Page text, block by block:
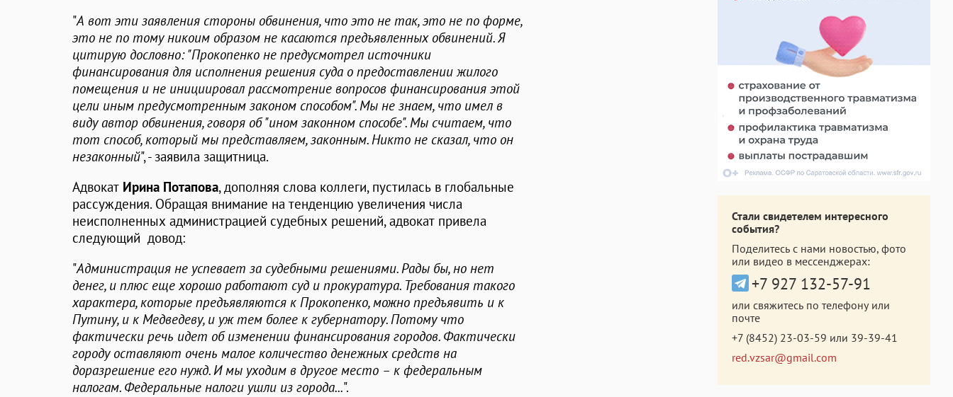
"А вот эти заявления стороны обвинения, что это не так, это не по форме,
это не по тому никоим образом не касаются предъявленных обвинений. Я
цитирую дословно: "Прокопенко не предусмотрел источники
финансирования для исполнения решения суда о предоставлении жилого
помещения и не инициировал рассмотрение вопросов финансирования этой
цели иным предусмотренным законом способом". Мы не знаем, что имел в
виду автор обвинения, говоря об "ином законном способе". Мы считаем, что
тот способ, который мы представляем, законным. Никто не сказал, что он
незаконный", - заявила защитница.
Адвокат Ирина Потапова, дополняя слова коллеги, пустилась в глобальные
рассуждения. Обращая внимание на тенденцию увеличения числа
неисполненных администрацией судебных решений, адвокат привела
следующий довод:
"Администрация не успевает за судебными решениями. Рады бы, но нет
денег, и плюс еще хорошо работают суд и прокуратура. Требования такого
характера, которые предъявляются к Прокопенко, можно предъявить и к
Путину, и к Медведеву, и уж тем более к губернатору. Потому что
фактически речь идет об изменении финансирования городов. Фактически
городу оставляют очень малое количество денежных средств на
доразрешение его нужд. И мы уходим в другое место – к федеральным
налогам. Федеральные налоги ушли из города...".
Стали свидетелем интересного
события?
Поделитесь с нами новостью, фото
или видео в мессенджерах:
+7 927 132-57-91
или свяжитесь по телефону или
почте
+7 (8452) 23-03-59 или 39-39-41
red.vzsar@gmail.com